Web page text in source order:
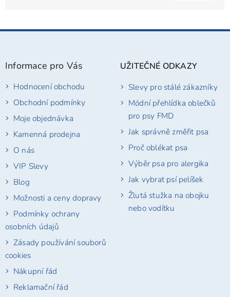
Z
Informace pro Vás
Hodnocení obchodu
Obchodní podmínky
Moje objednávka
Kamenná prodejna
O nás
VIP Slevy
Blog
Možnosti a ceny dopravy
Podmínky ochrany
osobních údajů
Zásady používání souborů
cookies
Nákupní řád
Reklamační řád
UŽITEČNÉ ODKAZY
Slevy pro stálé zákazníky
Módní přehlídka oblečků
pro psy FMD
Jak správně změřit psa
Proč oblékat psa
Výběr psa pro alergika
Jak vybrat psí pelíšek
Žlutá stužka na obojku
nebo vodítku